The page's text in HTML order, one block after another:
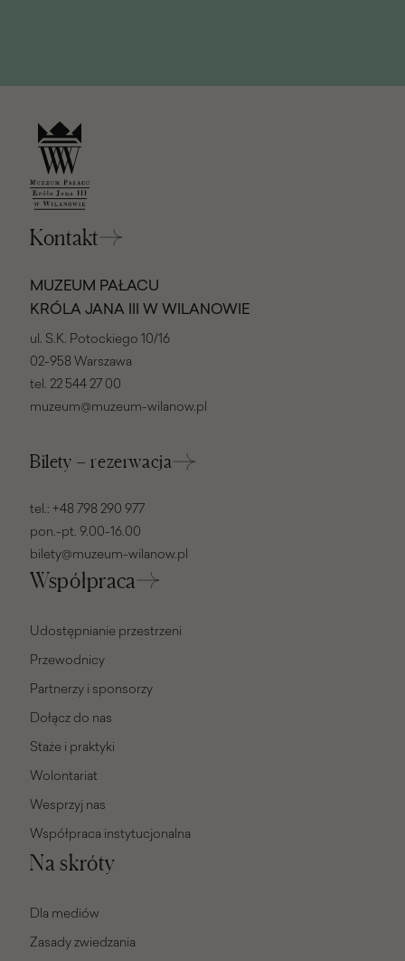
Kontakt
MUZEUM PAŁACU
KRÓLA JANA III W WILANOWIE
ul. S.K. Potockiego 10/16
02-958 Warszawa
tel. 22 544 27 00
muzeum@muzeum-wilanow.pl
Bilety – rezerwacja
tel.: +48 798 290 977
pon.-pt. 9.00-16.00
bilety@muzeum-wilanow.pl
Współpraca
Udostępnianie przestrzeni
Przewodnicy
Partnerzy i sponsorzy
Dołącz do nas
Staże i praktyki
Wolontariat
Wesprzyj nas
Współpraca instytucjonalna
Na skróty
Dla mediów
Zasady zwiedzania